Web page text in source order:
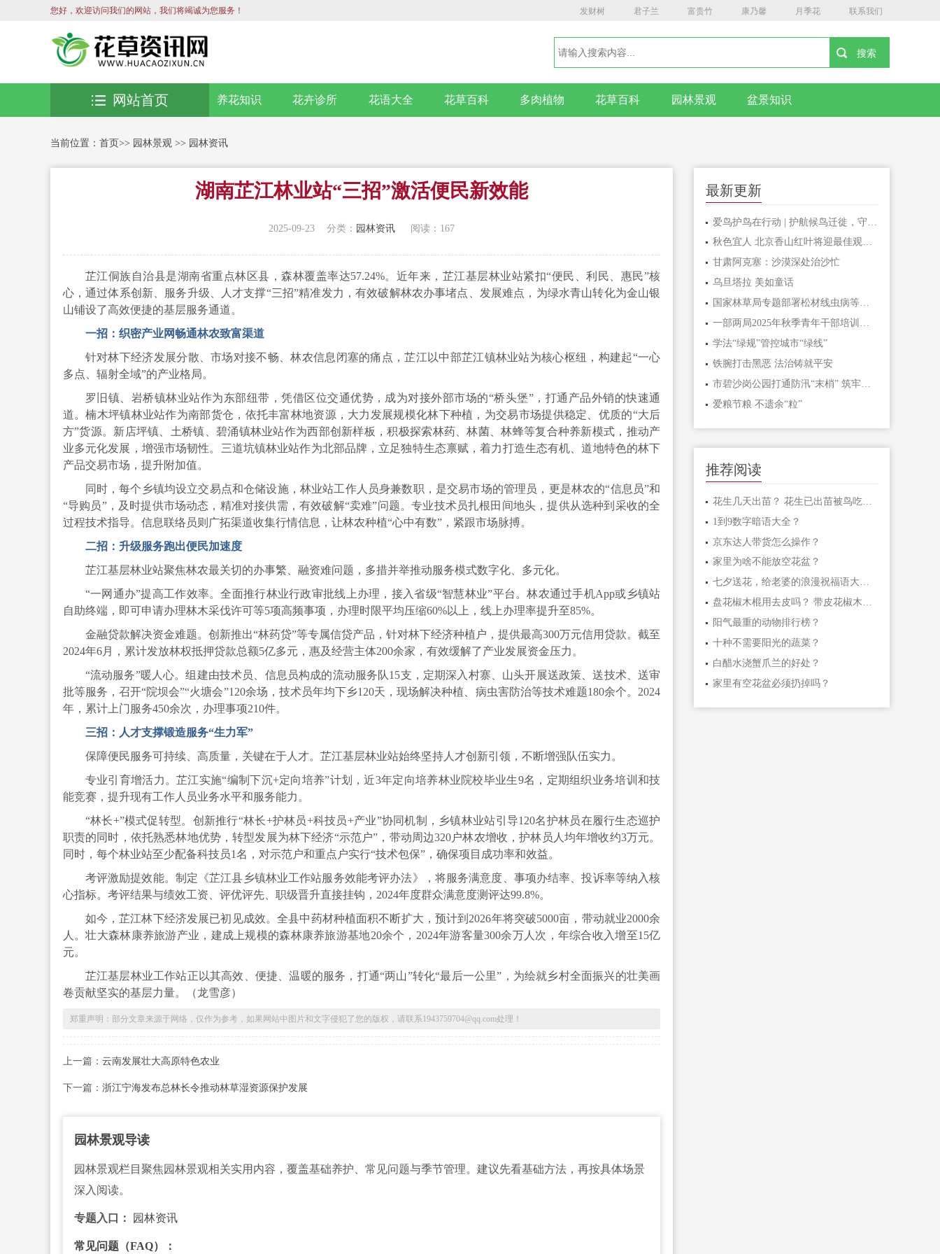
您好，欢迎访问我们的网站，我们将竭诚为您服务！ 发财树 君子兰 富贵竹 康乃馨 月季花 联系我们
养花知识 花卉诊所 花语大全 花草百科 多肉植物 花草百科 园林景观 盆景知识
网站首页
当前位置： 首页>> 园林景观 >> 园林资讯
湖南芷江林业站“三招”激活便民新效能
2025-09-23 分类： 园林资讯 阅读：167
芷江侗族自治县是湖南省重点林区县，森林覆盖率达57.24%。近年来，芷江基层林业站紧扣“便民、利民、惠民”核
心，通过体系创新、服务升级、人才支撑“三招”精准发力，有效破解林农办事堵点、发展难点，为绿水青山转化为金山银
山铺设了高效便捷的基层服务通道。
一招：织密产业网畅通林农致富渠道
针对林下经济发展分散、市场对接不畅、林农信息闭塞的痛点，芷江以中部芷江镇林业站为核心枢纽，构建起“一心
多点、辐射全域”的产业格局。
罗旧镇、岩桥镇林业站作为东部纽带，凭借区位交通优势，成为对接外部市场的“桥头堡”，打通产品外销的快速通
道。楠木坪镇林业站作为南部货仓，依托丰富林地资源，大力发展规模化林下种植，为交易市场提供稳定、优质的“大后
方”货源。新店坪镇、土桥镇、碧涌镇林业站作为西部创新样板，积极探索林药、林菌、林蜂等复合种养新模式，推动产
业多元化发展，增强市场韧性。三道坑镇林业站作为北部品牌，立足独特生态禀赋，着力打造生态有机、道地特色的林下
产品交易市场，提升附加值。
同时，每个乡镇均设立交易点和仓储设施，林业站工作人员身兼数职，是交易市场的管理员，更是林农的“信息员”和
“导购员”，及时提供市场动态，精准对接供需，有效破解“卖难”问题。专业技术员扎根田间地头，提供从选种到采收的全
过程技术指导。信息联络员则广拓渠道收集行情信息，让林农种植“心中有数”，紧跟市场脉搏。
二招：升级服务跑出便民加速度
芷江基层林业站聚焦林农最关切的办事繁、融资难问题，多措并举推动服务模式数字化、多元化。
“一网通办”提高工作效率。全面推行林业行政审批线上办理，接入省级“智慧林业”平台。林农通过手机App或乡镇站
自助终端，即可申请办理林木采伐许可等5项高频事项，办理时限平均压缩60%以上，线上办理率提升至85%。
金融贷款解决资金难题。创新推出“林药贷”等专属信贷产品，针对林下经济种植户，提供最高300万元信用贷款。截至
2024年6月，累计发放林权抵押贷款总额5亿多元，惠及经营主体200余家，有效缓解了产业发展资金压力。
“流动服务”暖人心。组建由技术员、信息员构成的流动服务队15支，定期深入村寨、山头开展送政策、送技术、送审
批等服务，召开“院坝会”“火塘会”120余场，技术员年均下乡120天，现场解决种植、病虫害防治等技术难题180余个。2024
年，累计上门服务450余次，办理事项210件。
三招：人才支撑锻造服务“生力军”
保障便民服务可持续、高质量，关键在于人才。芷江基层林业站始终坚持人才创新引领，不断增强队伍实力。
专业引育增活力。芷江实施“编制下沉+定向培养”计划，近3年定向培养林业院校毕业生9名，定期组织业务培训和技
能竞赛，提升现有工作人员业务水平和服务能力。
“林长+”模式促转型。创新推行“林长+护林员+科技员+产业”协同机制，乡镇林业站引导120名护林员在履行生态巡护
职责的同时，依托熟悉林地优势，转型发展为林下经济“示范户”，带动周边320户林农增收，护林员人均年增收约3万元。
同时，每个林业站至少配备科技员1名，对示范户和重点户实行“技术包保”，确保项目成功率和效益。
考评激励提效能。制定《芷江县乡镇林业工作站服务效能考评办法》，将服务满意度、事项办结率、投诉率等纳入核
心指标。考评结果与绩效工资、评优评先、职级晋升直接挂钩，2024年度群众满意度测评达99.8%。
如今，芷江林下经济发展已初见成效。全县中药材种植面积不断扩大，预计到2026年将突破5000亩，带动就业2000余
人。壮大森林康养旅游产业，建成上规模的森林康养旅游基地20余个，2024年游客量300余万人次，年综合收入增至15亿
元。
芷江基层林业工作站正以其高效、便捷、温暖的服务，打通“两山”转化“最后一公里”，为绘就乡村全面振兴的壮美画
卷贡献坚实的基层力量。（龙雪彦）
郑重声明：部分文章来源于网络，仅作为参考，如果网站中图片和文字侵犯了您的版权，请联系1943759704@qq.com处理！
上一篇： 云南发展壮大高原特色农业
下一篇： 浙江宁海发布总林长令推动林草湿资源保护发展
园林景观导读
园林景观栏目聚焦园林景观相关实用内容，覆盖基础养护、常见问题与季节管理。建议先看基础方法，再按具体场景
深入阅读。
专题入口： 园林资讯
常见问题（FAQ）：
最新更新
秋色宜人 北京香山红叶将迎最佳观赏期
甘肃阿克塞：沙漠深处治沙忙
乌旦塔拉 美如童话
国家林草局专题部署松材线虫病等疫情防控工作
一部两局2025年秋季青年干部培训班和处级干部进修班开班
学法“绿规”管控城市“绿线”
铁腕打击黑恶 法治铸就平安
市碧沙岗公园打通防汛“末梢” 筑牢生态安全屏障
爱粮节粮 不遗余“粒”
推荐阅读
花生几天出苗？ 花生已出苗被鸟吃怎么办？
1到9数字暗语大全？
京东达人带货怎么操作？
家里为啥不能放空花盆？
七夕送花，给老婆的浪漫祝福语大汇总
盘花椒木棍用去皮吗？ 带皮花椒木棍怎样盘玩？
阳气最重的动物排行榜？
十种不需要阳光的蔬菜？
白醋水浇蟹爪兰的好处？
家里有空花盆必须扔掉吗？